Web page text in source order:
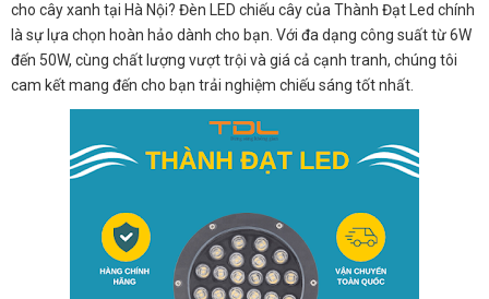
cho cây xanh tại Hà Nội? Đèn LED chiếu cây của Thành Đạt Led chính
là sự lựa chọn hoàn hảo dành cho bạn. Với đa dạng công suất từ 6W
đến 50W, cùng chất lượng vượt trội và giá cả cạnh tranh, chúng tôi
cam kết mang đến cho bạn trải nghiệm chiếu sáng tốt nhất.